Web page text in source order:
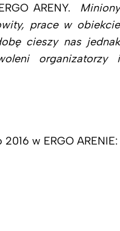
ARENY. Miniony
prace w obiekcie
cieszy nas jednak
organizatorzy i
w ERGO ARENIE: